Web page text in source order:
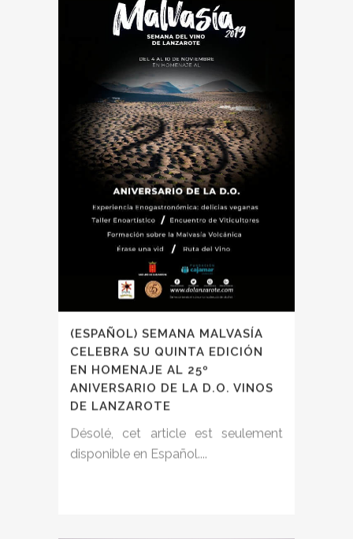
(ESPAÑOL) SEMANA MALVASÍA
CELEBRA SU QUINTA EDICIÓN
EN HOMENAJE AL 25º
ANIVERSARIO DE LA D.O. VINOS
DE LANZAROTE
Désolé, cet article est seulement
disponible en Español....